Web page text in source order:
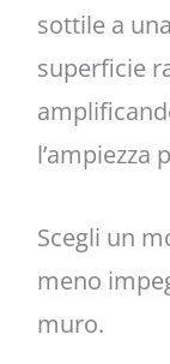
sottile a
superficie
l’ampiezza
Scegli un
meno
muro.